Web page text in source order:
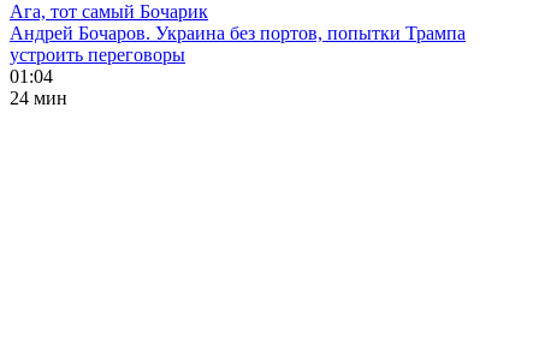
Ага, тот самый Бочарик
Андрей Бочаров. Украина без портов, попытки Трампа
устроить переговоры
01:04
24 мин